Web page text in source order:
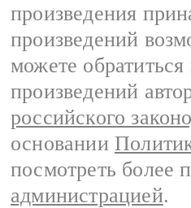
произведения
произведений
можете обратиться
произведений
российского
основании
посмотреть более
администрацией.